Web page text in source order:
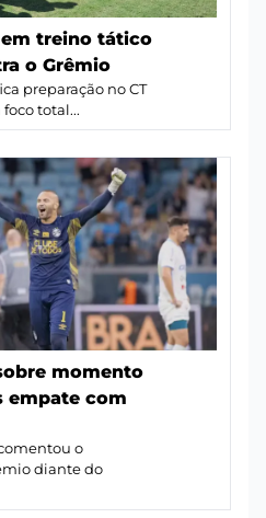
treino tático
o Grêmio
preparação no CT
total...
momento
empate com
o
diante do